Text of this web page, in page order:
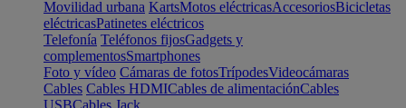
Movilidad urbana KartsMotos eléctricasAccesoriosBicicletas
eléctricasPatinetes eléctricos
Telefonía Teléfonos fijosGadgets y
complementosSmartphones
Foto y vídeo Cámaras de fotosTrípodesVideocámaras
Cables Cables HDMICables de alimentaciónCables
USBCables Jack